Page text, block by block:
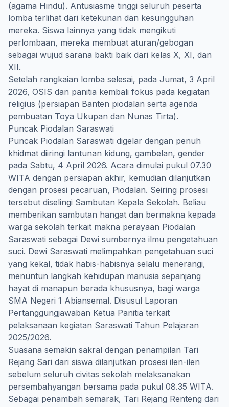
(agama Hindu). Antusiasme tinggi seluruh peserta
lomba terlihat dari ketekunan dan kesungguhan
mereka. Siswa lainnya yang tidak mengikuti
perlombaan, mereka membuat aturan/gebogan
sebagai wujud sarana bakti baik dari kelas X, XI, dan
XII.
Setelah rangkaian lomba selesai, pada Jumat, 3 April
2026, OSIS dan panitia kembali fokus pada kegiatan
religius (persiapan Banten piodalan serta agenda
pembuatan Toya Ukupan dan Nunas Tirta).
Puncak Piodalan Saraswati
Puncak Piodalan Saraswati digelar dengan penuh
khidmat diiringi lantunan kidung, gambelan, gender
pada Sabtu, 4 April 2026. Acara dimulai pukul 07.30
WITA dengan persiapan akhir, kemudian dilanjutkan
dengan prosesi pecaruan, Piodalan. Seiring prosesi
tersebut diselingi Sambutan Kepala Sekolah. Beliau
memberikan sambutan hangat dan bermakna kepada
warga sekolah terkait makna perayaan Piodalan
Saraswati sebagai Dewi sumbernya ilmu pengetahuan
suci. Dewi Saraswati melimpahkan pengetahuan suci
yang kekal, tidak habis-habisnya selalu menerangi,
menuntun langkah kehidupan manusia sepanjang
hayat di manapun berada khususnya, bagi warga
SMA Negeri 1 Abiansemal. Disusul Laporan
Pertanggungjawaban Ketua Panitia terkait
pelaksanaan kegiatan Saraswati Tahun Pelajaran
2025/2026.
Suasana semakin sakral dengan penampilan Tari
Rejang Sari dari siswa dilanjutkan prosesi ilen-ilen
sebelum seluruh civitas sekolah melaksanakan
persembahyangan bersama pada pukul 08.35 WITA.
Sebagai penambah semarak, Tari Rejang Renteng dari